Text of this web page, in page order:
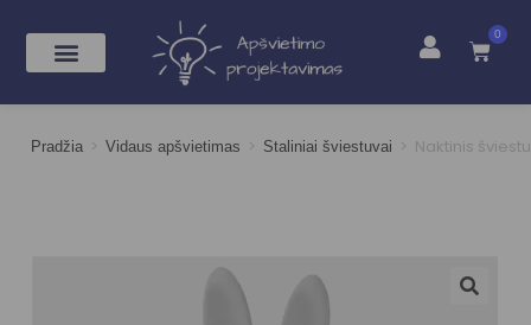
0
Pradžia > Vidaus apšvietimas > Staliniai šviestuvai > Naktinis